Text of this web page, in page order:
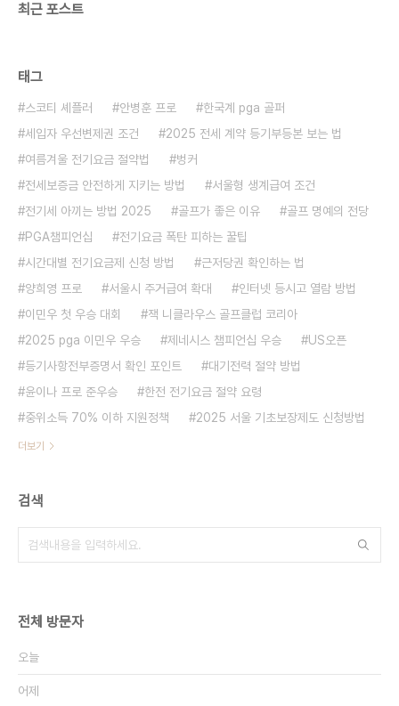
최근 포스트
태그
스코티 셰플러 안병훈 프로
한국계 pga 골퍼
세입자 우선변제권 조건
2025 전세 계약 등기부등본 보는 법
여름겨울 전기요금 절약법
벙커
전세보증금 안전하게 지키는 방법
서울형 생계급여 조건
전기세 아끼는 방법 2025
골프가 좋은 이유
골프 명예의 전당
PGA챔피언십
전기요금 폭탄 피하는 꿀팁
시간대별 전기요금제 신청 방법
근저당권 확인하는 법
양희영 프로
서울시 주거급여 확대
인터넷 등시고 열람 방법
이민우 첫 우승 대회
잭 니클라우스 골프클럽 코리아
2025 pga 이민우 우승
제네시스 챔피언십 우승
US오픈
등기사항전부증명서 확인 포인트
대기전력 절약 방법
윤이나 프로 준우승
한전 전기요금 절약 요령
중위소득 70% 이하 지원정책
2025 서울 기초보장제도 신청방법
더보기
검색
전체 방문자
오늘
어제